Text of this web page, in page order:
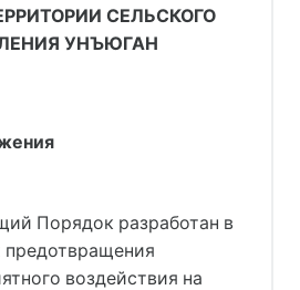
СЕЛЬСКОГО
УНЪЮГАН
Порядок разработан в
предотвращения
воздействия на